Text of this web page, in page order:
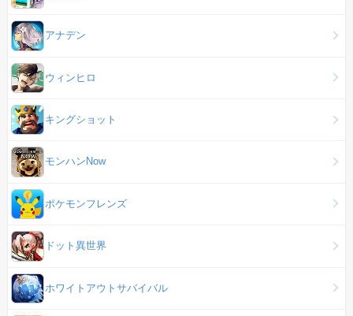
アナデン
ウィンヒロ
キングショット
モンハンNow
ポケモンフレンズ
ドット異世界
ホワイトアウトサバイバル